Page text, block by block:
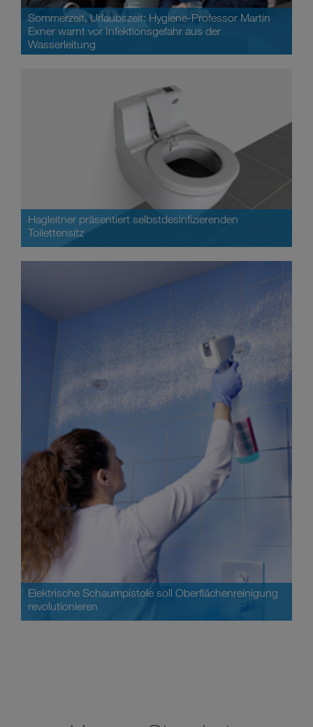
Sommerzeit, Urlaubszeit: Hygiene-Professor Martin
Exner warnt vor Infektionsgefahr aus der
Wasserleitung
Hagleitner präsentiert selbstdesinfizierenden
Toilettensitz
Elektrische Schaumpistole soll Oberflächenreinigung
revolutionieren